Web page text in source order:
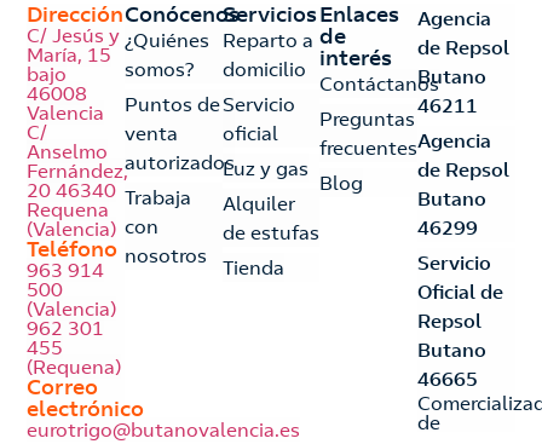
Dirección
C/ Jesús y
María, 15
bajo
46008
Valencia
C/
Anselmo
Fernández,
20 46340
Requena
(Valencia)
Teléfono
963 914
500
(Valencia)
962 301
455
(Requena)
Correo
electrónico
eurotrigo@butanovalencia.es
Conócenos
¿Quiénes
somos?
Puntos de
venta
autorizados
Trabaja
con
nosotros
Servicios
Reparto a
domicilio
Servicio
oficial
Luz y gas
Alquiler
de estufas
Tienda
Enlaces
de
interés
Contáctanos
Preguntas
frecuentes
Blog
Agencia
de Repsol
Butano
46211
Agencia
de Repsol
Butano
46299
Servicio
Oficial de
Repsol
Butano
46665
de